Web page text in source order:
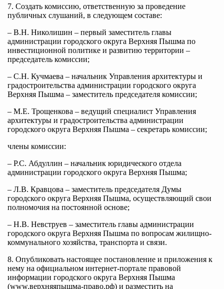
7. Создать комиссию, ответственную за проведение
публичных слушаний, в следующем составе:
– В.Н. Николишин – первый заместитель главы
администрации городского округа Верхняя Пышма по
инвестиционной политике и развитию территории –
председатель комиссии;
– С.Н. Кучмаева – начальник Управления архитектуры и
градостроительства администрации городского округа
Верхняя Пышма – заместитель председателя комиссии;
– М.Е. Трощенкова – ведущий специалист Управления
архитектуры и градостроительства администрации
городского округа Верхняя Пышма – секретарь комиссии;
члены комиссии:
– Р.С. Абдуллин – начальник юридического отдела
администрации городского округа Верхняя Пышма;
– Л.В. Кравцова – заместитель председателя Думы
городского округа Верхняя Пышма, осуществляющий свои
полномочия на постоянной основе;
– Н.В. Невструев – заместитель главы администрации
городского округа Верхняя Пышма по вопросам жилищно-
коммунального хозяйства, транспорта и связи.
8. Опубликовать настоящее постановление и приложения к
нему на официальном интернет-портале правовой
информации городского округа Верхняя Пышма
(www.верхняяпышма-право.рф) и разместить на